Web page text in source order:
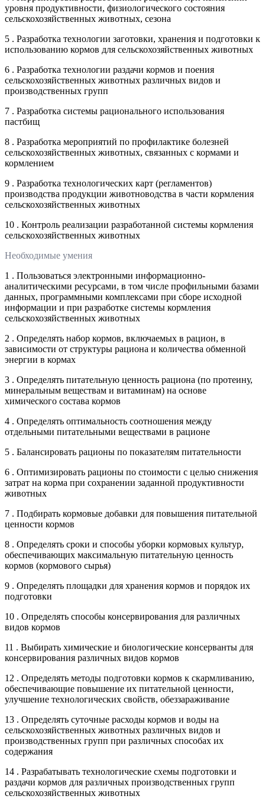
уровня продуктивности, физиологического состояния
сельскохозяйственных животных, сезона
5 . Разработка технологии заготовки, хранения и подготовки к
использованию кормов для сельскохозяйственных животных
6 . Разработка технологии раздачи кормов и поения
сельскохозяйственных животных различных видов и
производственных групп
7 . Разработка системы рационального использования
пастбищ
8 . Разработка мероприятий по профилактике болезней
сельскохозяйственных животных, связанных с кормами и
кормлением
9 . Разработка технологических карт (регламентов)
производства продукции животноводства в части кормления
сельскохозяйственных животных
10 . Контроль реализации разработанной системы кормления
сельскохозяйственных животных
Необходимые умения
1 . Пользоваться электронными информационно-
аналитическими ресурсами, в том числе профильными базами
данных, программными комплексами при сборе исходной
информации и при разработке системы кормления
сельскохозяйственных животных
2 . Определять набор кормов, включаемых в рацион, в
зависимости от структуры рациона и количества обменной
энергии в кормах
3 . Определять питательную ценность рациона (по протеину,
минеральным веществам и витаминам) на основе
химического состава кормов
4 . Определять оптимальность соотношения между
отдельными питательными веществами в рационе
5 . Балансировать рационы по показателям питательности
6 . Оптимизировать рационы по стоимости с целью снижения
затрат на корма при сохранении заданной продуктивности
животных
7 . Подбирать кормовые добавки для повышения питательной
ценности кормов
8 . Определять сроки и способы уборки кормовых культур,
обеспечивающих максимальную питательную ценность
кормов (кормового сырья)
9 . Определять площадки для хранения кормов и порядок их
подготовки
10 . Определять способы консервирования для различных
видов кормов
11 . Выбирать химические и биологические консерванты для
консервирования различных видов кормов
12 . Определять методы подготовки кормов к скармливанию,
обеспечивающие повышение их питательной ценности,
улучшение технологических свойств, обеззараживание
13 . Определять суточные расходы кормов и воды на
сельскохозяйственных животных различных видов и
производственных групп при различных способах их
содержания
14 . Разрабатывать технологические схемы подготовки и
раздачи кормов для различных производственных групп
сельскохозяйственных животных